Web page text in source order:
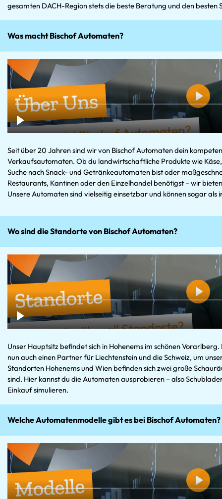
gesamten DACH-Region stets die beste Beratung und den besten
Was macht Bischof Automaten?
Seit über 20 Jahren sind wir von Bischof Automaten dein
Verkaufsautomaten. Ob du landwirtschaftliche Produkte wie
Suche nach Snack- und Getränkeautomaten bist oder
Restaurants, Kantinen oder den Einzelhandel benötigst – wir
Unsere Automaten sind vielseitig einsetzbar und können sogar
Wo sind die Standorte von Bischof Automaten?
Unser Hauptsitz befindet sich in Hohenems im schönen
nun auch einen Partner für Liechtenstein und die Schweiz, um
Standorten Hohenems und Wien befinden sich zwei große
sind. Hier kannst du die Automaten ausprobieren – also
Einkauf simulieren.
Welche Automatenmodelle gibt es bei Bischof Automaten?